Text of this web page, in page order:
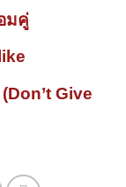
มคู่
Give